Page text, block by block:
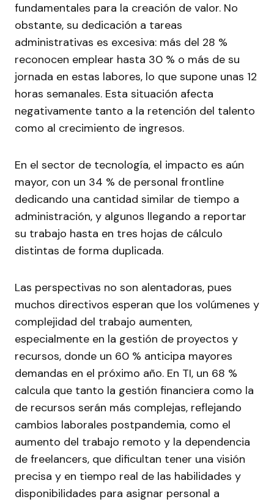
fundamentales para la creación de valor. No
obstante, su dedicación a tareas
administrativas es excesiva: más del 28 %
reconocen emplear hasta 30 % o más de su
jornada en estas labores, lo que supone unas 12
horas semanales. Esta situación afecta
negativamente tanto a la retención del talento
como al crecimiento de ingresos.
En el sector de tecnología, el impacto es aún
mayor, con un 34 % de personal frontline
dedicando una cantidad similar de tiempo a
administración, y algunos llegando a reportar
su trabajo hasta en tres hojas de cálculo
distintas de forma duplicada.
Las perspectivas no son alentadoras, pues
muchos directivos esperan que los volúmenes y
complejidad del trabajo aumenten,
especialmente en la gestión de proyectos y
recursos, donde un 60 % anticipa mayores
demandas en el próximo año. En TI, un 68 %
calcula que tanto la gestión financiera como la
de recursos serán más complejas, reflejando
cambios laborales postpandemia, como el
aumento del trabajo remoto y la dependencia
de freelancers, que dificultan tener una visión
precisa y en tiempo real de las habilidades y
disponibilidades para asignar personal a